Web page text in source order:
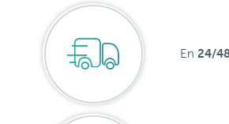
En 24/